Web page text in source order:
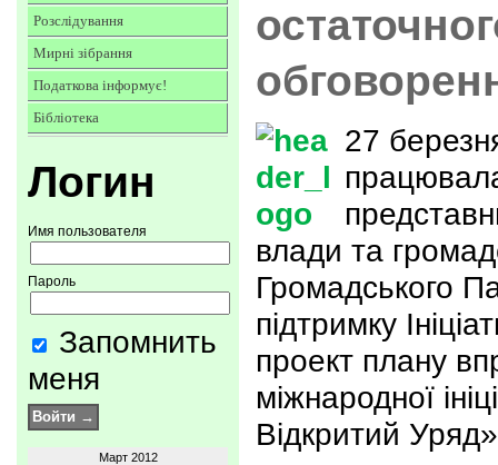
Розслідування
Мирні зібрання
Податкова інформує!
Бібліотека
Логин
Имя пользователя
Пароль
Запомнить
меня
Март 2012
27
влади та
Громадського
підтримку
проект плану
міжнародної
Відкритий